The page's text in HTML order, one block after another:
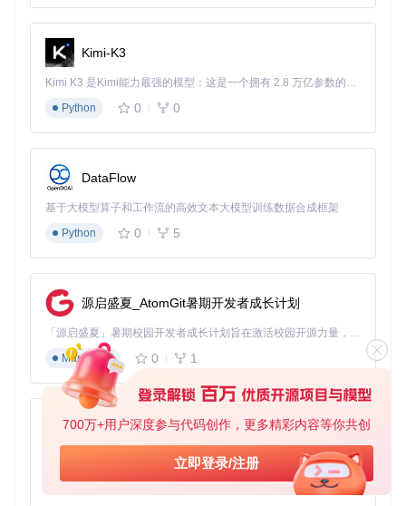
700万+用户深度参与代码创作，更多精彩内容等你共创
立即登录/注册
远程协作：跨越时空的团队沟通
快速演示创建：5分钟内完成产品更新说明视频，比编写长
统一品牌形象：自定义视频开头/结尾和水印，保持团队内
容一致性
适用场景：产品需求沟通、设计方案评审、远程培训指导
Cap的直观录制控制面板，即使是新手也能在30秒内开始专业
录制
从零开始：Cap的无缝上手体验
系统环境准备
在开始使用Cap前，请确保你的系统满足以下要求：
Cap推荐配置 验证方法
Kimi-K3
Kimi K3 是Kimi能力最强的模型：这是一个拥有 2.8 万亿参数的混合专家（MoE）模型，具备原生视觉理解能力，并支持 100 万 token 的上下文窗口。
Python
0 0
DataFlow
基于大模型算子和工作流的高效文本大模型训练数据合成框架
Python
0 5
源启盛夏_AtomGit暑期开发者成长计划
「源启盛夏」暑期校园开发者成长计划旨在激活校园开源力量，通过积分激励、认证扶持、资源倾斜等形式，引导高校组织和开发者完成「入驻 — 建项目 — 做贡献 — 获认证 — 得资源」的完整闭环。无论你是想带领社团入驻平台的组织者，还是希望用代码贡献证明自己的开发者，都能在这里找到属于你的成长路径。
Markdown
0 1
py-xiaozhi
基于Python的Xiaozhi AI，适用于想要完整Xiaozhi体验而无需拥有专用硬件的用户。
Python
0 1